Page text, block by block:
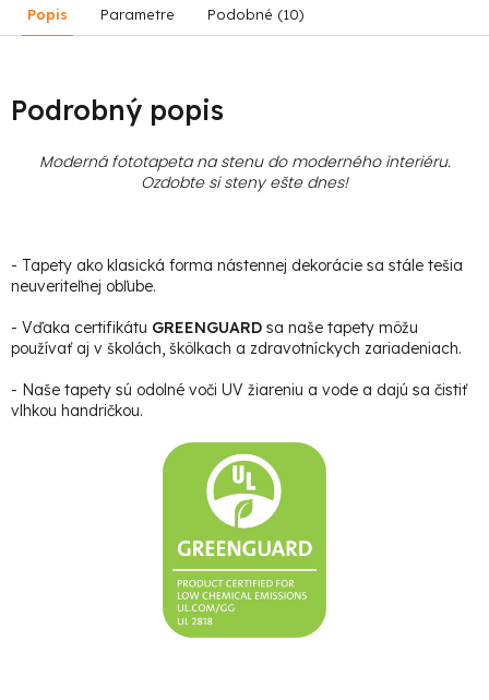
Popis Parametre Podobné (10)
Podrobný popis
Moderná fototapeta na stenu do moderného interiéru.
Ozdobte si steny ešte dnes!
- Tapety ako klasická forma nástennej dekorácie sa stále tešia
neuveriteľnej obľube.
- Vďaka certifikátu GREENGUARD sa naše tapety môžu
používať aj v školách, škôlkach a zdravotníckych zariadeniach.
- Naše tapety sú odolné voči UV žiareniu a vode a dajú sa čistiť
vlhkou handričkou.